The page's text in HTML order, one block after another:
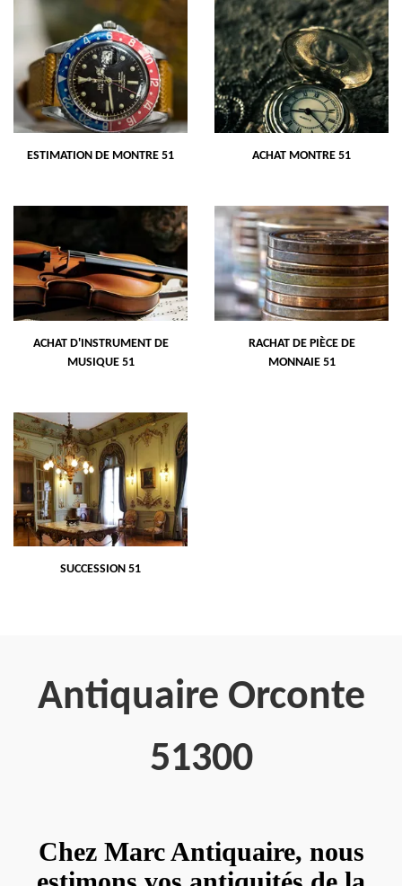
ESTIMATION DE MONTRE 51 ACHAT MONTRE 51
ACHAT D'INSTRUMENT DE
MUSIQUE 51
RACHAT DE PIÈCE DE
MONNAIE 51
SUCCESSION 51
Antiquaire Orconte
51300
Chez Marc Antiquaire, nous